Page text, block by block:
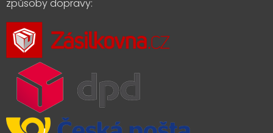
způsoby dopravy: